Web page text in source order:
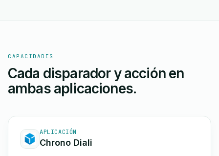
CAPACIDADES
Cada disparador y acción en
ambas aplicaciones.
APLICACIÓN
Chrono Diali